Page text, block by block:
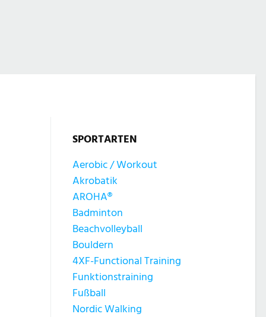
SPORTARTEN
Aerobic / Workout
Akrobatik
AROHA®
Badminton
Beachvolleyball
Bouldern
4XF-Functional Training
Funktionstraining
Fußball
Nordic Walking